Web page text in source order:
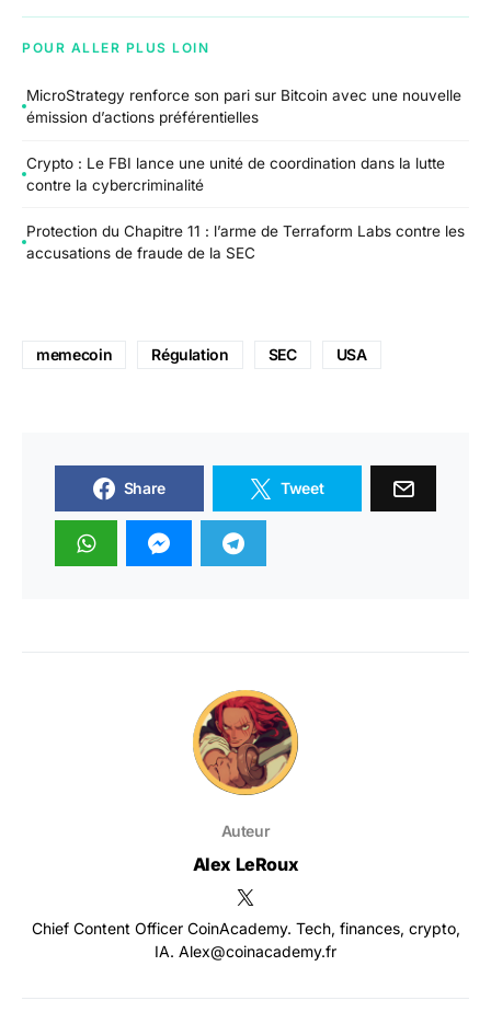
POUR ALLER PLUS LOIN
MicroStrategy renforce son pari sur Bitcoin avec une nouvelle
émission d’actions préférentielles
Crypto : Le FBI lance une unité de coordination dans la lutte
contre la cybercriminalité
Protection du Chapitre 11 : l’arme de Terraform Labs contre les
accusations de fraude de la SEC
memecoin Régulation SEC USA
Share Tweet
Auteur
Alex LeRoux
Chief Content Officer CoinAcademy. Tech, finances, crypto,
IA. Alex@coinacademy.fr